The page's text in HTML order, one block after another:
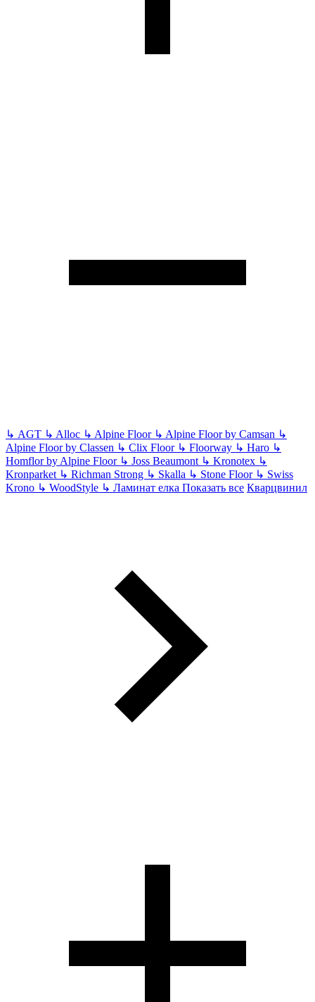
↳ AGT ↳ Alloc ↳ Alpine Floor ↳ Alpine Floor by Camsan ↳
Alpine Floor by Classen ↳ Clix Floor ↳ Floorway ↳ Haro ↳
Homflor by Alpine Floor ↳ Joss Beaumont ↳ Kronotex ↳
Kronparket ↳ Richman Strong ↳ Skalla ↳ Stone Floor ↳ Swiss
Krono ↳ WoodStyle ↳ Ламинат елка Показать все Кварцвинил